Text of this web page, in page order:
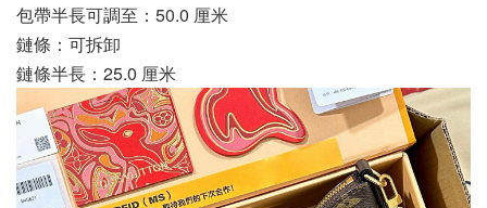
包帶半長可調至：50.0 厘米
鏈條：可拆卸
鏈條半長：25.0 厘米